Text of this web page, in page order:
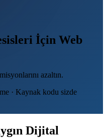
İçin Web
azaltın.
· Kaynak kodu sizde
Dijital